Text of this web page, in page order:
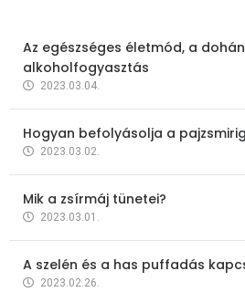
Az egészséges életmód, a
alkoholfogyasztás
2023.03.04.
Hogyan befolyásolja a
2023.03.02.
Mik a zsírmáj tünetei?
2023.03.01.
A szelén és a has puffadás
2023.02.26.